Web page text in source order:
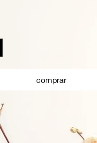
comprar